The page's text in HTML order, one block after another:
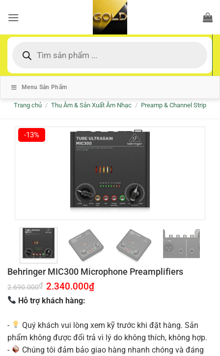
qua
dung
kiếm
Menu Sản Phẩm
Trang chủ / Thu Âm & Sản Xuất Âm Nhạc / Preamp & Channel Strip
-13%
Behringer MIC300 Microphone Preamplifiers
2.690.000₫ Giá
gốc
là:
2.690.000₫.
2.340.000₫Giá
Hỗ trợ khách hàng:
-
Quý khách vui lòng xem kỹ trước khi đặt hàng. Sản
phẩm không được đổi trả vì lý do không thích, không hợp.
-
Chúng tôi đảm bảo giao hàng nhanh chóng và đáng